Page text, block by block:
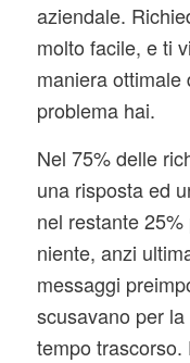
aziendale.
molto facile, e ti
maniera ottimale
problema hai.
Nel 75% delle
una risposta ed
nel restante
niente, anzi
messaggi
scusavano per
tempo trascorso.